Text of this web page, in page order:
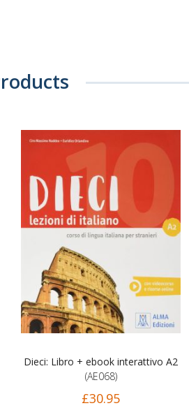
Dieci: Libro + ebook interattivo A2
(AE068)
£30.95